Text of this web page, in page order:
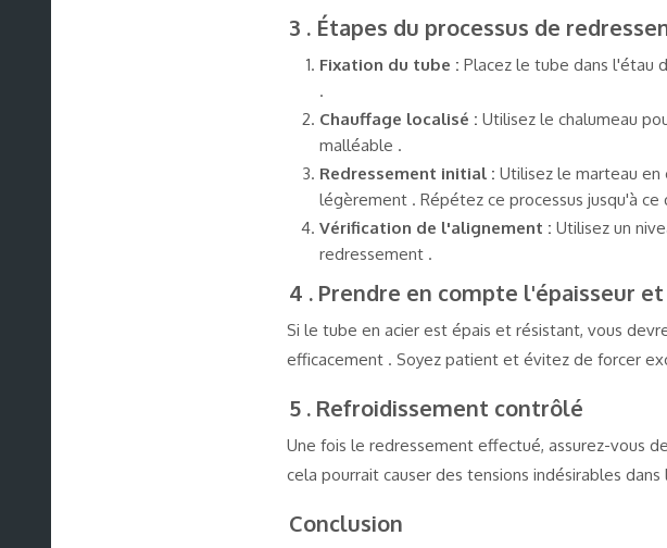
3 . Étapes du processus de
Fixation du tube : Placez le tube dans l'étau
.
Chauffage localisé : Utilisez le chalumeau
malléable .
Redressement initial : Utilisez le marteau
légèrement . Répétez ce processus jusqu'à
Vérification de l'alignement : Utilisez un
redressement .
4 . Prendre en compte l'épaisseur
Si le tube en acier est épais et résistant, vous
efficacement . Soyez patient et évitez de forcer
5 . Refroidissement contrôlé
Une fois le redressement effectué, assurez-vous
cela pourrait causer des tensions indésirables dans
Conclusion